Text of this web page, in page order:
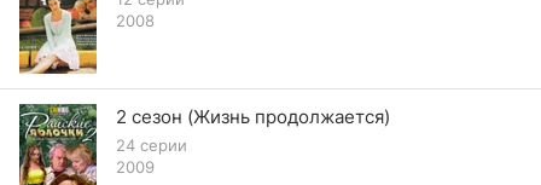
с ней в Москву.
2008
2 сезон (Жизнь продолжается)
24 серии
2009